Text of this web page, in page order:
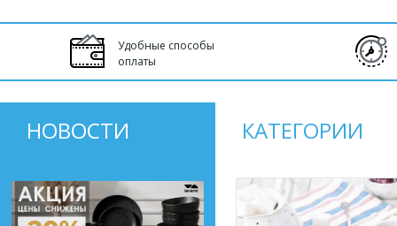
Удобные способы
оплаты
НОВОСТИ КАТЕГОРИИ